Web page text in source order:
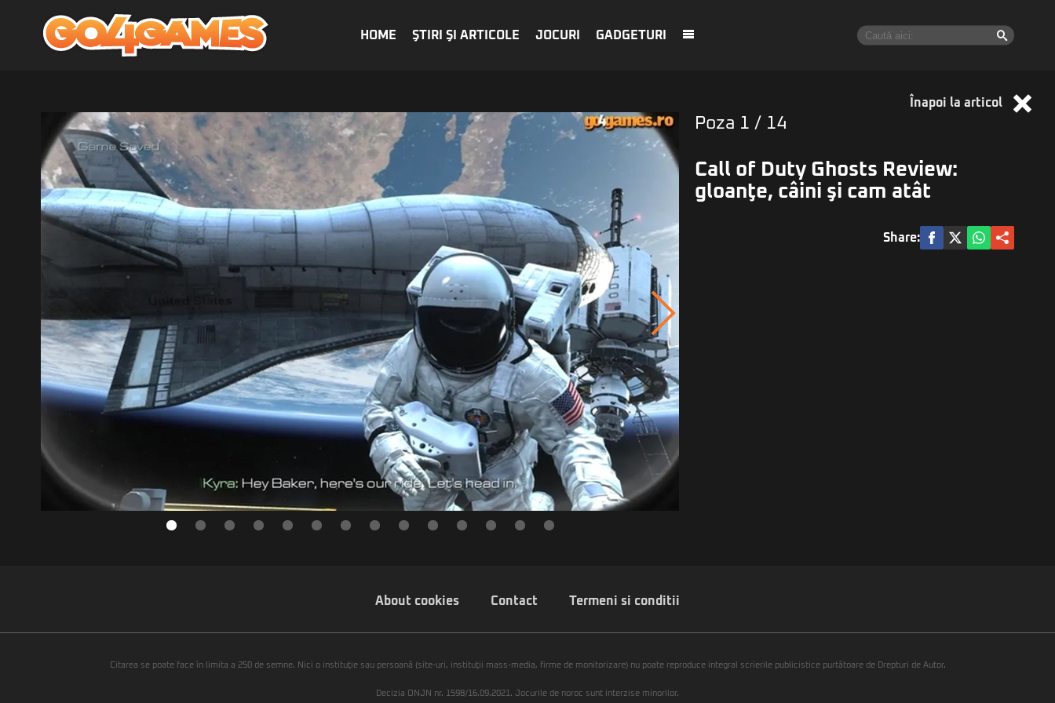
HOME ŞTIRI ŞI ARTICOLE JOCURI GADGETURI
Înapoi la articol
Poza 1 / 14
Call of Duty Ghosts Review:
gloanţe, câini şi cam atât
Share:
About cookies Contact Termeni si conditii
Citarea se poate face în limita a 250 de semne. Nici o instituţie sau persoană (site-uri, instituţii mass-media, firme de monitorizare) nu poate reproduce integral scrierile publicistice purtătoare de Drepturi de Autor.
Decizia ONJN nr. 1598/16.09.2021. Jocurile de noroc sunt interzise minorilor.